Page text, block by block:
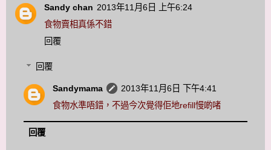
Sandy chan 2013年11月6日 上午6:24
食物賣相真係不錯
回覆
回覆
Sandymama
2013年11月6日 下午4:41
食物水準唔錯，不過今次覺得佢地refill慢啲啫
回覆